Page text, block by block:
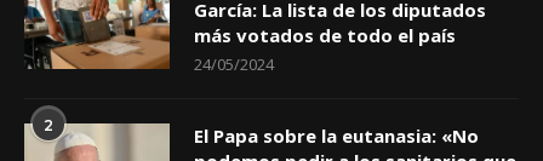
García: La lista de los diputados
más votados de todo el país
24/05/2024
2
El Papa sobre la eutanasia: «No